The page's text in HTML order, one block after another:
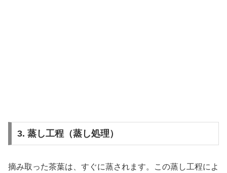
3. 蒸し工程（蒸し処理）
摘み取った茶葉は、すぐに蒸されます。この蒸し工程によ